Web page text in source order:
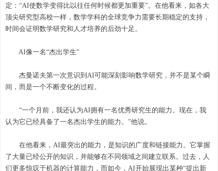
定：“AI使数学变得比以往任何时候都更加重要”。在他看来，如各大
顶尖研究型高校一样，数学学科的全球竞争力需要长期稳定的支持，
时间会证明数学研究和人才培养的后劲十足。
AI像一名“杰出学生”
杰曼诺夫第一次意识到AI可能深刻影响数学研究，并不是某个瞬
间，而是一个不断变化的过程。
“一个月前，我还认为AI拥有一名优秀研究生的能力。现在，我
认为它已经具备了一名杰出学生的能力。”他说。
在他看来，AI最突出的能力，是知识的广度和链接能力。它掌握
了大量已经公开的知识，并能够在不同领域之间建立联系。过去，人
们更多惊叹于机器的计算能力，而如今，AI开始展现出某种“提出新